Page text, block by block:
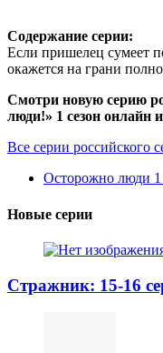
Содержание серии:
Если пришелец сумеет
окажется на грани
Смотри новую серию
люди!» 1 сезон онлайн
Все серии российского
Осторожно люди 1
Новые серии
Стражник: 15-16